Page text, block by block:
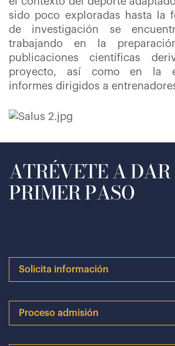
sido poco exploradas hasta la
de investigación se
trabajando en la
publicaciones científicas
proyecto, así como en la
informes dirigidos a
ATRÉVETE A DAR
PRIMER PASO
Solicita información
Proceso admisión